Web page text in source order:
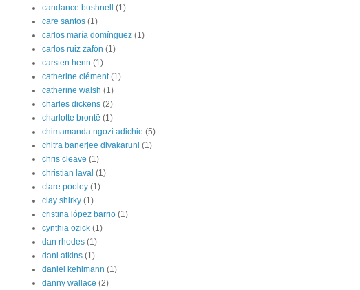
candance bushnell
(1)
care santos (1)
carlos maría domínguez (1)
carlos ruiz zafón (1)
carsten henn (1)
catherine clément (1)
catherine walsh (1)
charles dickens (2)
charlotte brontë (1)
chimamanda ngozi adichie (5)
chitra banerjee divakaruni (1)
chris cleave (1)
christian laval (1)
clare pooley (1)
clay shirky (1)
cristina lópez barrio (1)
cynthia ozick (1)
dan rhodes (1)
dani atkins (1)
daniel kehlmann (1)
danny wallace (2)